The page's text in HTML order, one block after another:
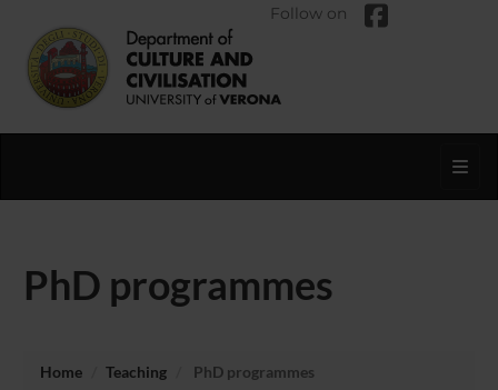
Follow on
PhD programmes
Home Teaching PhD programmes